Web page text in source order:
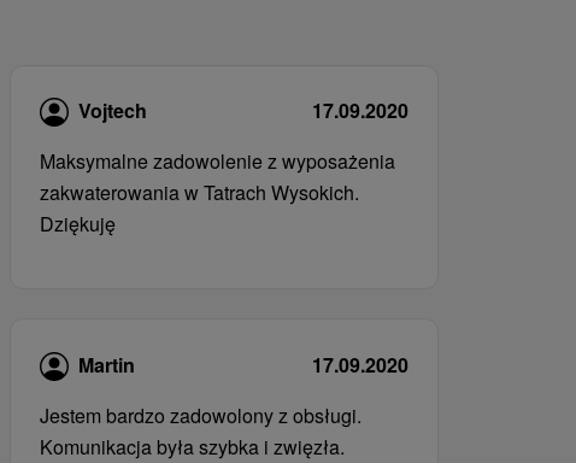
Vojtech
17.09.2020
Maksymalne zadowolenie z wyposażenia
zakwaterowania w Tatrach Wysokich.
Dziękuję
Martin
17.09.2020
Jestem bardzo zadowolony z obsługi.
Komunikacja była szybka i zwięzła.